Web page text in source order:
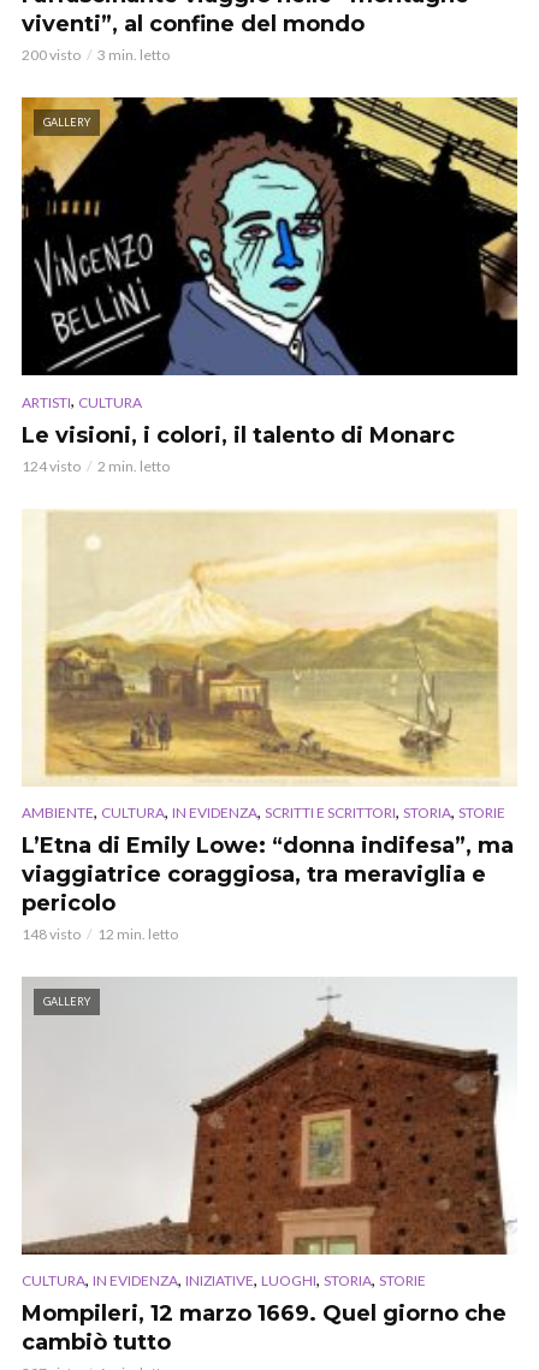
viventi”, al confine del mondo
200 visto 3 min. letto
GALLERY
ARTISTI, CULTURA
Le visioni, i colori, il talento di Monarc
124 visto 2 min. letto
AMBIENTE, CULTURA, IN EVIDENZA, SCRITTI E SCRITTORI, STORIA, STORIE
L’Etna di Emily Lowe: “donna indifesa”, ma
viaggiatrice coraggiosa, tra meraviglia e
pericolo
148 visto 12 min. letto
GALLERY
CULTURA, IN EVIDENZA, INIZIATIVE, LUOGHI, STORIA, STORIE
Mompileri, 12 marzo 1669. Quel giorno che
cambiò tutto